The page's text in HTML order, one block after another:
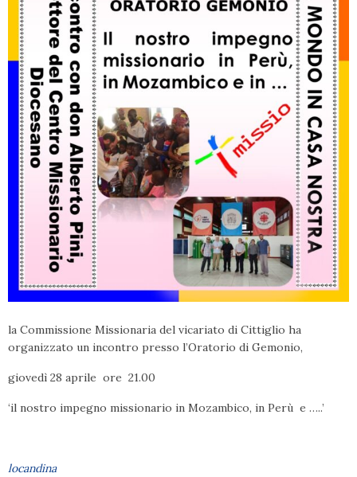
la Commissione Missionaria del vicariato di Cittiglio ha
organizzato un incontro presso l’Oratorio di Gemonio,
giovedì 28 aprile ore 21.00
‘il nostro impegno missionario in Mozambico, in Perù e …..’
locandina